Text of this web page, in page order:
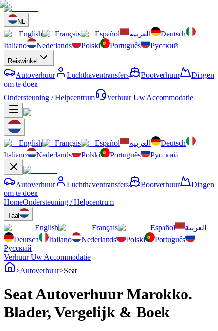
NL
English Français Español العربية
Deutsch
Italiano
Nederlands Polski Português Русский
Reiswinkel
Autoverhuur Luchthaventransfers Bootverhuur
Dingen
om te doen
Ondersteuning / Helpcentrum
Verhuur Uw Accommodatie
English Français Español العربية
Deutsch
Italiano
Nederlands Polski Português Русский
Autoverhuur Luchthaventransfers Bootverhuur
Dingen
om te doen
HomeOndersteuning / Helpcentrum
Taal
English Français Español
العربية
Deutsch
Italiano Nederlands Polski
Português
Русский
Verhuur Uw Accommodatie
>Autoverhuur>Seat
Seat Autoverhuur Marokko.
Blader, Vergelijk & Boek